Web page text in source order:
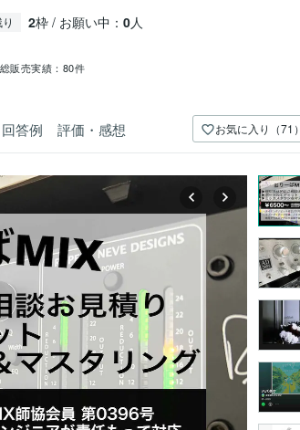
2枠 / お願い中： 0人
総販売実績： 80件
回答例 評価・感想 お気に入り（71）